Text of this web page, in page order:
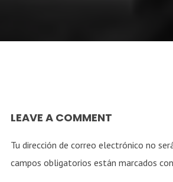
LEAVE A COMMENT
Tu dirección de correo electrónico no
campos obligatorios están marcados con